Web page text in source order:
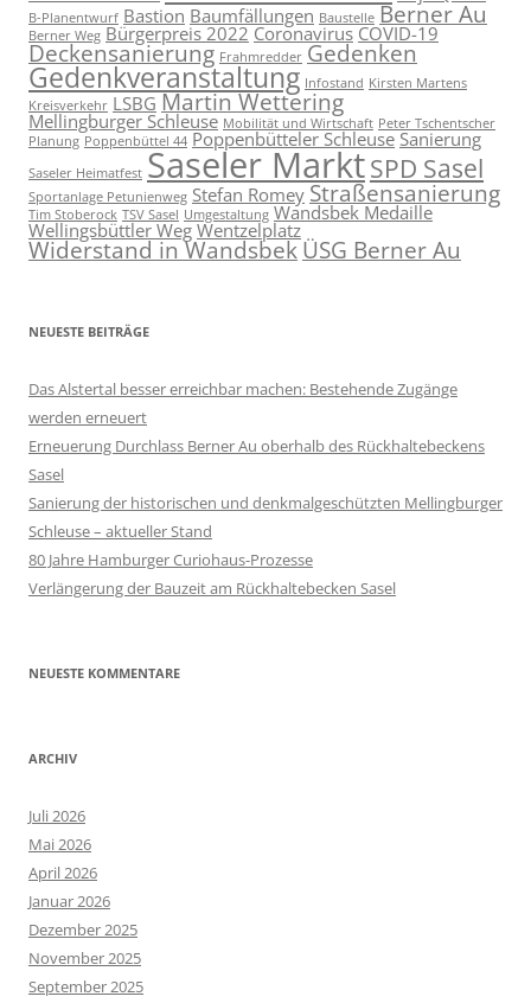
B-Planentwurf Bastion Baumfällungen Baustelle Berner Au
Berner Weg Bürgerpreis 2022CoronavirusCOVID-19
Deckensanierung Frahmredder Gedenken
Gedenkveranstaltung Infostand Kirsten Martens
Kreisverkehr LSBG Martin Wettering
Mellingburger Schleuse Mobilität und Wirtschaft Peter Tschentscher
Planung Poppenbüttel 44 Poppenbütteler SchleuseSanierung
Saseler Heimatfest Saseler MarktSPD Sasel
Sportanlage Petunienweg Stefan Romey Straßensanierung
Tim Stoberock TSV Sasel Umgestaltung Wandsbek Medaille
Wellingsbüttler WegWentzelplatz
Widerstand in Wandsbek ÜSG Berner Au
NEUESTE BEITRÄGE
Das Alstertal besser erreichbar machen: Bestehende Zugänge
werden erneuert
Erneuerung Durchlass Berner Au oberhalb des Rückhalte­beckens
Sasel
Sanierung der historischen und denkmalgeschützten Mellingburger
Schleuse – aktueller Stand
80 Jahre Hamburger Curiohaus-Prozesse
Verlängerung der Bauzeit am Rückhaltebecken Sasel
NEUESTE KOMMENTARE
ARCHIV
Juli 2026
Mai 2026
April 2026
Januar 2026
Dezember 2025
November 2025
September 2025